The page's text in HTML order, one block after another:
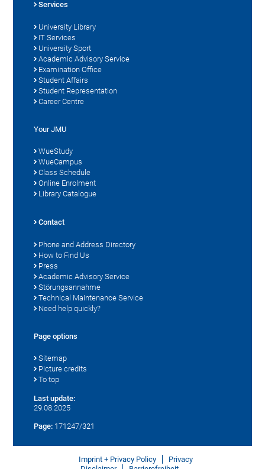
Services
University Library
IT Services
University Sport
Academic Advisory Service
Examination Office
Student Affairs
Student Representation
Career Centre
Your JMU
WueStudy
WueCampus
Class Schedule
Online Enrolment
Library Catalogue
Contact
Phone and Address Directory
How to Find Us
Press
Academic Advisory Service
Störungsannahme
Technical Maintenance Service
Need help quickly?
Page options
Sitemap
Picture credits
To top
Last update:
29.08.2025
Page: 171247/321
Imprint + Privacy Policy
Privacy